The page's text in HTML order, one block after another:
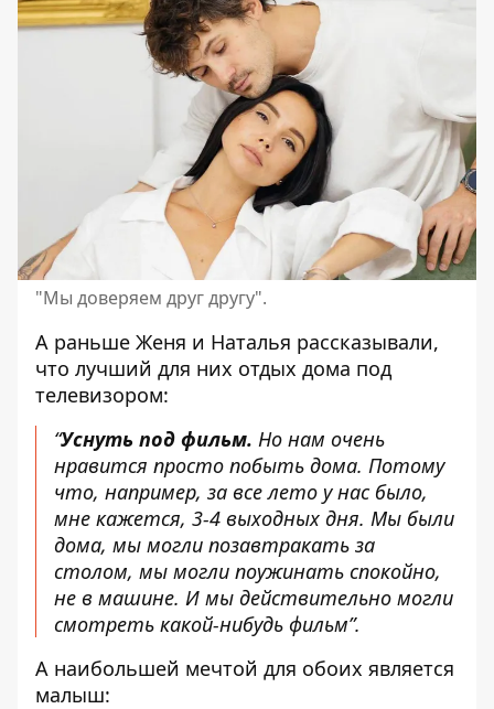
"Мы доверяем друг другу".
А раньше Женя и Наталья рассказывали,
что лучший для них отдых дома под
телевизором:
“Уснуть под фильм. Но нам очень
нравится просто побыть дома. Потому
что, например, за все лето у нас было,
мне кажется, 3-4 выходных дня. Мы были
дома, мы могли позавтракать за
столом, мы могли поужинать спокойно,
не в машине. И мы действительно могли
смотреть какой-нибудь фильм”.
А наибольшей мечтой для обоих является
малыш: